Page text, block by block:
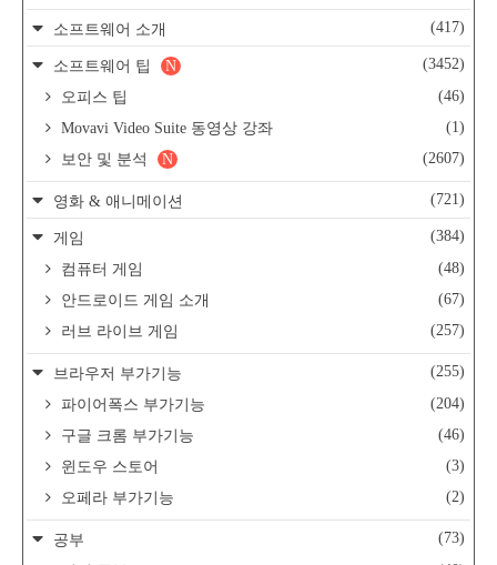
소프트웨어 소개 (417)
소프트웨어 팁 (3452)
N
오피스 팁
(46)
Movavi Video Suite 동영상 강좌
(1)
보안 및 분석
(2607)
N
영화 & 애니메이션 (721)
게임
(384)
컴퓨터 게임
(48)
안드로이드 게임 소개
(67)
러브 라이브 게임
(257)
브라우저 부가기능
(255)
파이어폭스 부가기능
(204)
구글 크롬 부가기능
(46)
윈도우 스토어
(3)
오페라 부가기능
(2)
공부
(73)